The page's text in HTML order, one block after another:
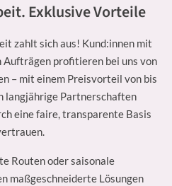
Exklusive Vorteile
zahlt sich aus! Kund:innen mit
profitieren bei uns von
– mit einem Preisvorteil von bis
langjährige Partnerschaften
eine faire, transparente Basis
Routen oder saisonale
maßgeschneiderte Lösungen